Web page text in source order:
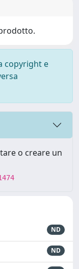
copyright e
o creare un
ND
ND